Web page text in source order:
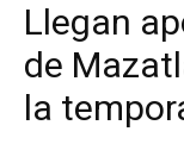
Llegan
de
la